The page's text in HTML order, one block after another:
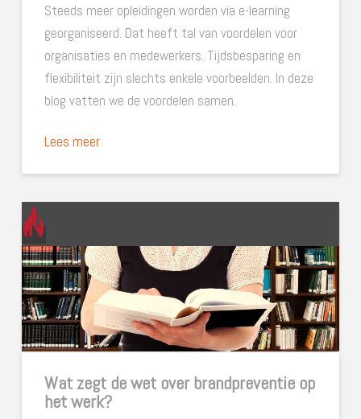
Steeds meer opleidingen worden via e-learning
georganiseerd. Dat heeft tal van voordelen voor
organisaties en medewerkers. Tijdsbesparing en
flexibiliteit zijn slechts enkele voorbeelden. In deze
blog vatten we de voordelen samen.
Lees meer
Wat zegt de wet over brandpreventie op
het werk?